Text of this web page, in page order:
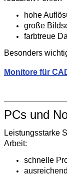
hohe
große
farbtreue
Besonders
Monitore für
PCs und
Leistungsstarke
Arbeit:
schnelle